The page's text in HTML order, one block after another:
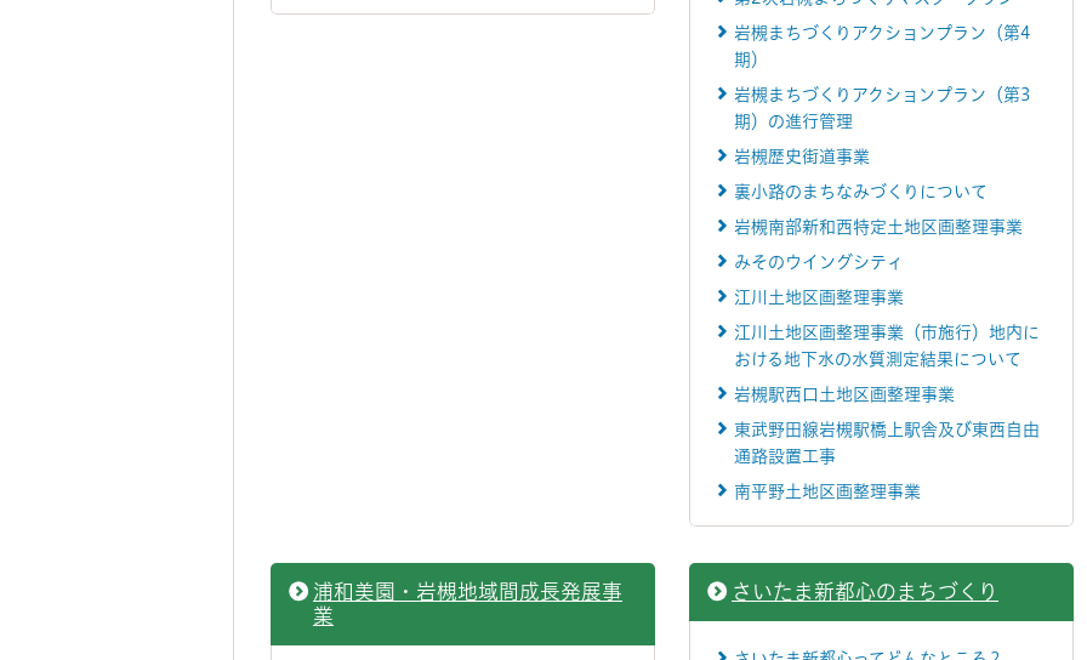
岩槻まちづくりアクションプラン（第4
期）
岩槻まちづくりアクションプラン（第3
期）の進行管理
岩槻歴史街道事業
裏小路のまちなみづくりについて
岩槻南部新和西特定土地区画整理事業
みそのウイングシティ
江川土地区画整理事業
江川土地区画整理事業（市施行）地内に
おける地下水の水質測定結果について
岩槻駅西口土地区画整理事業
東武野田線岩槻駅橋上駅舎及び東西自由
通路設置工事
南平野土地区画整理事業
浦和美園・岩槻地域間成長発展事
業
さいたま新都心のまちづくり